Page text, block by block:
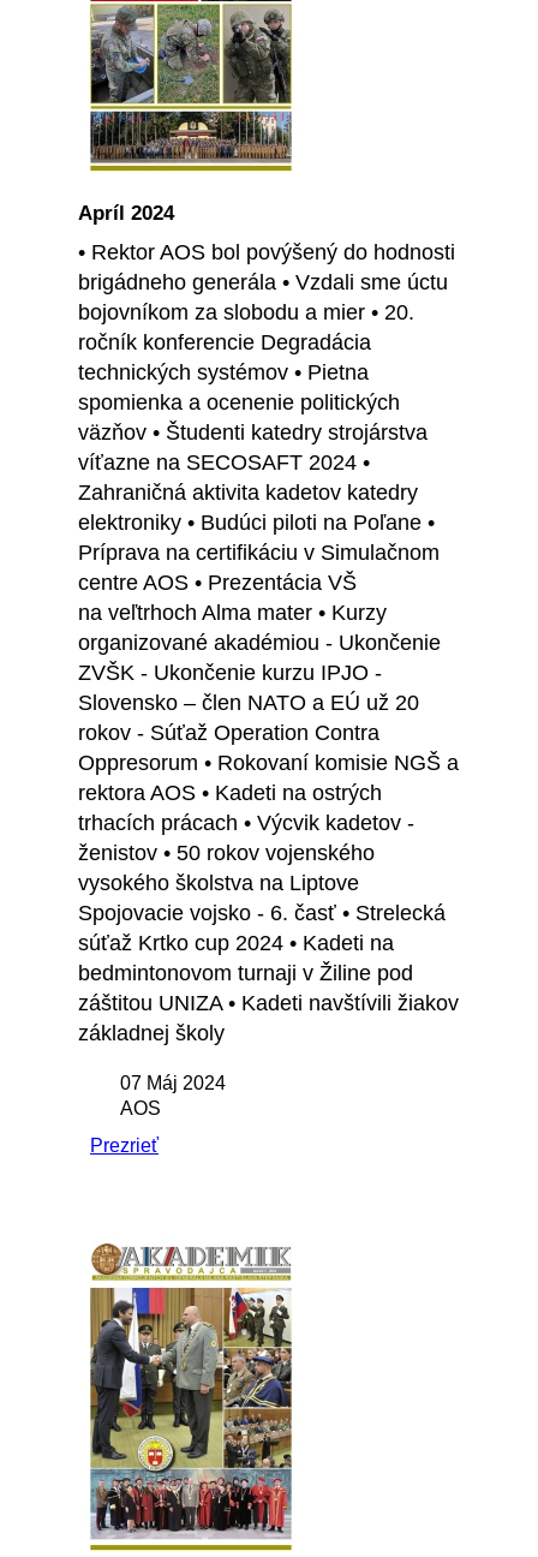
Apríl 2024
• Rektor AOS bol povýšený do hodnosti
brigádneho generála • Vzdali sme úctu
bojovníkom za slobodu a mier • 20.
ročník konferencie Degradácia
technických systémov • Pietna
spomienka a ocenenie politických
väzňov • Študenti katedry strojárstva
víťazne na SECOSAFT 2024 •
Zahraničná aktivita kadetov katedry
elektroniky • Budúci piloti na Poľane •
Príprava na certifikáciu v Simulačnom
centre AOS • Prezentácia VŠ
na veľtrhoch Alma mater • Kurzy
organizované akadémiou - Ukončenie
ZVŠK - Ukončenie kurzu IPJO -
Slovensko – člen NATO a EÚ už 20
rokov - Súťaž Operation Contra
Oppresorum • Rokovaní komisie NGŠ a
rektora AOS • Kadeti na ostrých
trhacích prácach • Výcvik kadetov -
ženistov • 50 rokov vojenského
vysokého školstva na Liptove
Spojovacie vojsko - 6. časť • Strelecká
súťaž Krtko cup 2024 • Kadeti na
bedmintonovom turnaji v Žiline pod
záštitou UNIZA • Kadeti navštívili žiakov
základnej školy
07 Máj 2024
AOS
Prezrieť